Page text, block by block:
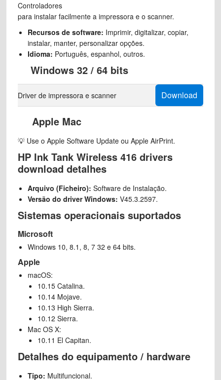
Controladores
para instalar facilmente a impressora e o scanner.
Recursos de software: Imprimir, digitalizar, copiar,
instalar, manter, personalizar opções.
Idioma: Português, espanhol, outros.
Windows 32 / 64 bits
Driver de impressora e scanner Download
Apple Mac
💡 Use o Apple Software Update ou Apple AirPrint.
HP Ink Tank Wireless 416 drivers
download detalhes
Arquivo (Ficheiro): Software de Instalação.
Versão do driver Windows: V45.3.2597.
Sistemas operacionais suportados
Microsoft
Windows 10, 8.1, 8, 7 32 e 64 bits.
Apple
macOS:
10.15 Catalina.
10.14 Mojave.
10.13 High Sierra.
10.12 Sierra.
Mac OS X:
10.11 El Capitan.
Detalhes do equipamento / hardware
Tipo: Multifuncional.